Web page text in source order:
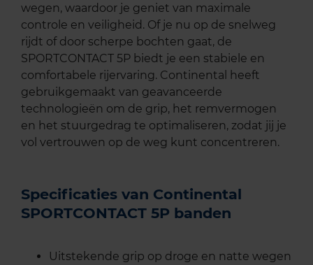
wegen, waardoor je geniet van maximale
controle en veiligheid. Of je nu op de snelweg
rijdt of door scherpe bochten gaat, de
SPORTCONTACT 5P biedt je een stabiele en
comfortabele rijervaring. Continental heeft
gebruikgemaakt van geavanceerde
technologieën om de grip, het remvermogen
en het stuurgedrag te optimaliseren, zodat jij je
vol vertrouwen op de weg kunt concentreren.
Specificaties van Continental
SPORTCONTACT 5P banden
Uitstekende grip op droge en natte wegen